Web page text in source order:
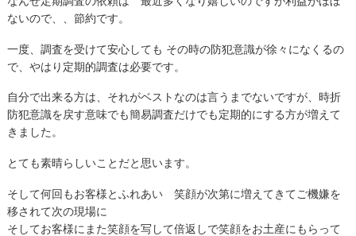
ないので、、節約です。
一度、調査を受けて安心しても その時の防犯意識が徐々になくるの
で、やはり定期的調査は必要です。
自分で出来る方は、それがベストなのは言うまでないですが、時折
防犯意識を戻す意味でも簡易調査だけでも定期的にする方が増えて
きました。
とても素晴らしいことだと思います。
そして何回もお客様とふれあい 笑顔が次第に増えてきてご機嫌を
移されて次の現場に
そしてお客様にまた笑顔を写して倍返しで笑顔をお土産にもらって